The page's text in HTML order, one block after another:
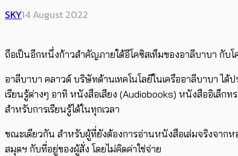
SKY14 August 2022
ถือเป็นอีกหนึ่งก้าวสำคัญภายใต้อีโคซิสเท็มของอาลีบาบา กับโ
อาลีบาบา คลาวด์ บริษัทด้านเทคโนโลยีในเครืออาลีบาบา
เรียนรู้ต่างๆ อาทิ หนังสือเสียง (Audiobooks) หนังสืออิเล็ก
สำหรับการเรียนรู้ได้ในทุกเวลา
ขณะเดียวกัน สำหรับผู้ที่ยังต้องการอ่านหนังสือเล่มจริงจาก
สมุดฯ กับที่อยู่ของผู้สั่ง โดยไม่คิดค่าใช่จ่าย